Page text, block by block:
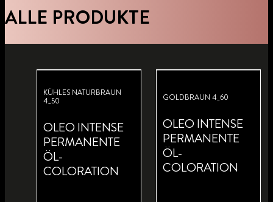
ALLE PRODUKTE
KÜHLES NATURBRAUN
4_50
OLEO INTENSE
PERMANENTE
ÖL-
COLORATION
GOLDBRAUN 4_60
OLEO INTENSE
PERMANENTE
ÖL-
COLORATION